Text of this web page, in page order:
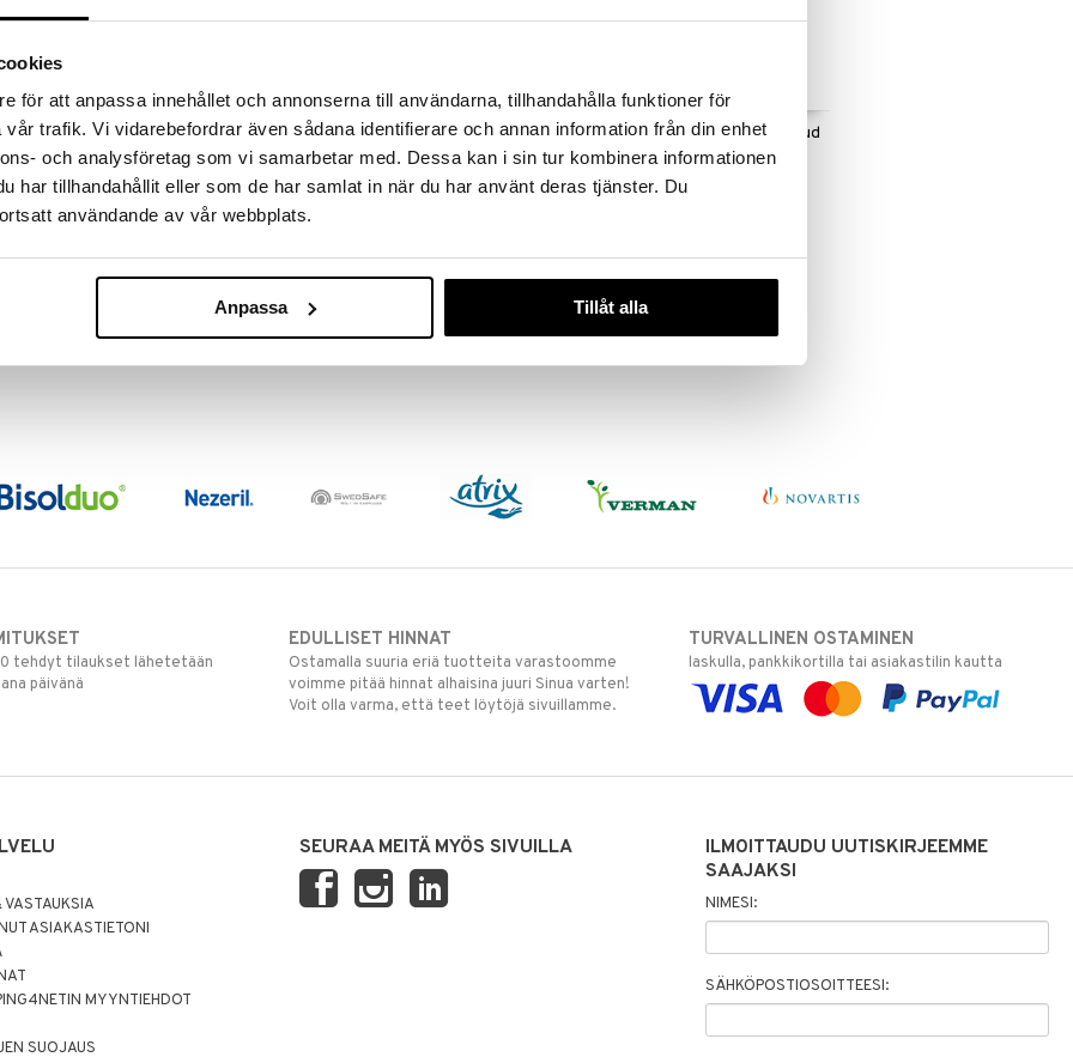
för att anpassa innehållet och annonserna till användarna, tillhandahålla funktioner för
trafik. Vi vidarebefordrar även sådana identifierare och annan information från din enhet
och analysföretag som vi samarbetar med. Dessa kan i sin tur kombinera informationen
har tillhandahållit eller som de har samlat in när du har använt deras tjänster. Du
användande av vår webbplats.
Anpassa Tillåt alla
hydrokolloiditeknologialla kategoriassaan
vaikutusta rakkojen osalta ja helpottaakseen
kestävät jopa 7 päivää.
vaihtoehtona
Scholl Active Repair K+ Scholl Kräm för hård hud
tehdyt tilaukset lähetetään
päivänä
EDULLISET HINNAT
Ostamalla suuria eriä tuotteita varastoomme
voimme pitää hinnat alhaisina juuri Sinua varten!
Voit olla varma, että teet löytöjä sivuillamme.
TURVALLINEN OSTAMINEN
laskulla, pankkikortilla tai asiakastilin kautta
ASIAKASTIETONI
MYYNTIEHDOT
SUOJAUS
SEURAA MEITÄ MYÖS SIVUILLA
ILMOITTAUDU UUTISKIRJEEMME
SAAJAKSI
NIMESI:
SÄHKÖPOSTIOSOITTEESI: